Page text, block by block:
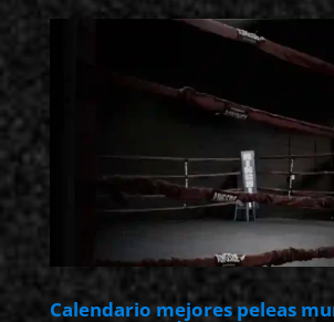
Calendario mejores peleas